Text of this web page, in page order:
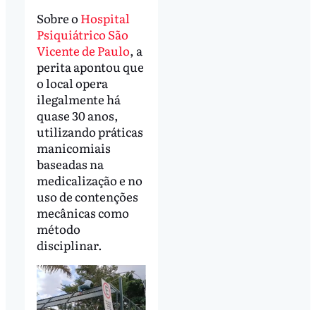
Sobre o Hospital
Psiquiátrico São
Vicente de Paulo, a
perita apontou que
o local opera
ilegalmente há
quase 30 anos,
utilizando práticas
manicomiais
baseadas na
medicalização e no
uso de contenções
mecânicas como
método
disciplinar.